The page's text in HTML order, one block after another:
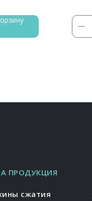
ПРОДУКЦИЯ
сжатия